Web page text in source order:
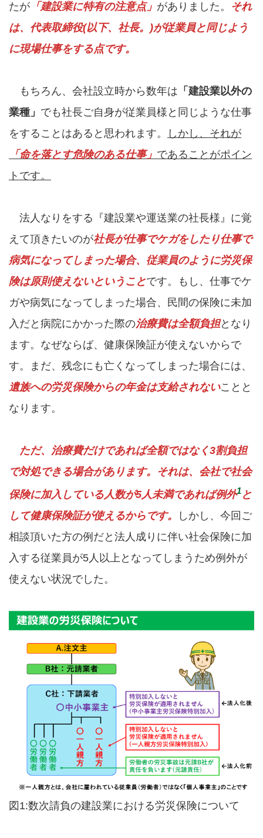
たが 「建設業に特有の注意点」 がありました。
それ
は、代表取締役(以下、社長。)が従業員と同じよう
に現場仕事をする点です。
もちろん、会社設立時から数年は 「建設業以外の
業種」 でも社長ご自身が従業員様と同じような仕事
をすることはあると思われます。
しかし、それが
「命を落とす危険のある仕事」 であることがポイン
トです。
法人なりをする『建設業や運送業の社長様』に覚
えて頂きたいのが社長が仕事でケガをしたり仕事で
病気になってしまった場合、従業員のように労災保
険は原則使えないということです。もし、仕事でケ
ガや病気になってしまった場合、民間の保険に未加
入だと病院にかかった際の治療費は全額負担となり
ます。なぜならば、健康保険証が使えないからで
す。まだ、残念にも亡くなってしまった場合には、
遺族への労災保険からの年金は支給されないことと
なります。
ただ、治療費だけであれば全額ではなく3割負担
で対処できる場合があります。それは、会社で社会
保険に加入している人数が5人未満であれば例外1と
して健康保険証が使えるからです。
しかし、今回ご
相談頂いた方の例だと法人成りに伴い社会保険に加
入する従業員が5人以上となってしまうため例外が
使えない状況でした。
図1:数次請負の建設業における労災保険について